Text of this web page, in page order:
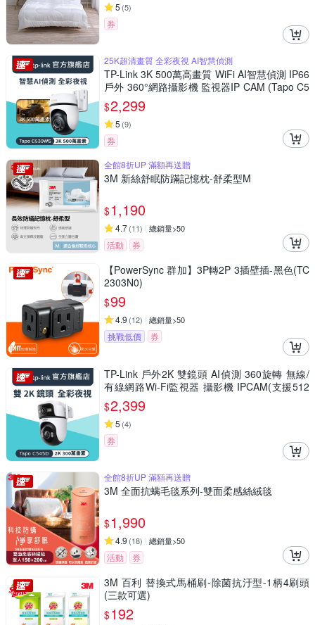
5 (5)
券
25K超清畫質 全彩夜視 AI智慧偵測
TP-Link 3K 500萬高畫質 WiFi AI智慧偵測 IP66
戶外 360°網路攝影機 監視器IP CAM (Tapo C5
30WS)
$2,299
5 (9)
券
全館8折UP 滿額再送贈
3M 新絲舒眠防蹣記憶枕-舒柔型M
$1,190
4.7(11) 總銷量>50
活動 券
【PowerSync 群加】3P轉2P 3插壁插-黑色(TC
2303N0)
$99
4.9 (12) 總銷量>50
挑戰低價 券
TP-Link 戶外2K 雙鏡頭 AI偵測 360旋轉 無線/
有線網路Wi-Fi監視器 攝影機 IPCAM(支援512
G/IP66/Tapo C545D)
$2,399
5 (4)
券
全館8折UP 滿額再送贈
3M 全面抗螨毛毯系列-雙面柔感絲絨毯
$1,990
4.9 (18) 總銷量>50
活動 券
3M 百利 替換式馬桶刷-除菌抗汙型-1柄4刷頭
(三款可選)
$192